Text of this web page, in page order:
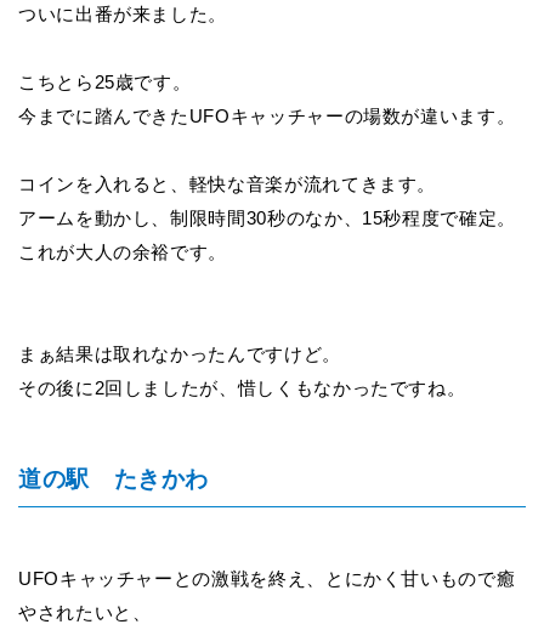
ついに出番が来ました。
こちとら25歳です。
今までに踏んできたUFOキャッチャーの場数が違います。
コインを入れると、軽快な音楽が流れてきます。
アームを動かし、制限時間30秒のなか、15秒程度で確定。
これが大人の余裕です。
まぁ結果は取れなかったんですけど。
その後に2回しましたが、惜しくもなかったですね。
道の駅 たきかわ
UFOキャッチャーとの激戦を終え、とにかく甘いもので癒
やされたいと、